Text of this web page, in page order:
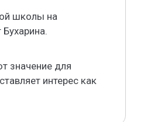
школы на
значение для
интерес как